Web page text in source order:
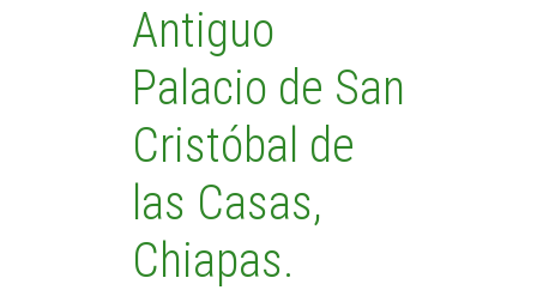
Antiguo
Palacio de San
Cristóbal de
las Casas,
Chiapas.